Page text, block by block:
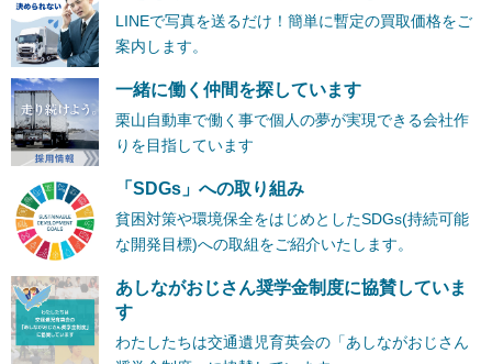
LINEで写真を送るだけ！簡単に暫定の買取価格をご
案内します。
一緒に働く仲間を探しています
栗山自動車で働く事で個人の夢が実現できる会社作
りを目指しています
「SDGs」への取り組み
貧困対策や環境保全をはじめとしたSDGs(持続可能
な開発目標)への取組をご紹介いたします。
あしながおじさん奨学金制度に協賛していま
す
わたしたちは交通遺児育英会の「あしながおじさん